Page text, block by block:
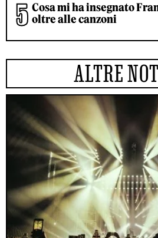
Cosa mi ha insegnato
oltre alle canzoni
ALTRE